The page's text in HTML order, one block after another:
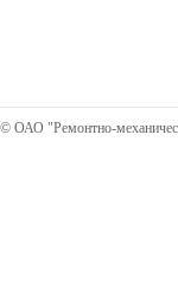
© ОАО "Ремонтно-